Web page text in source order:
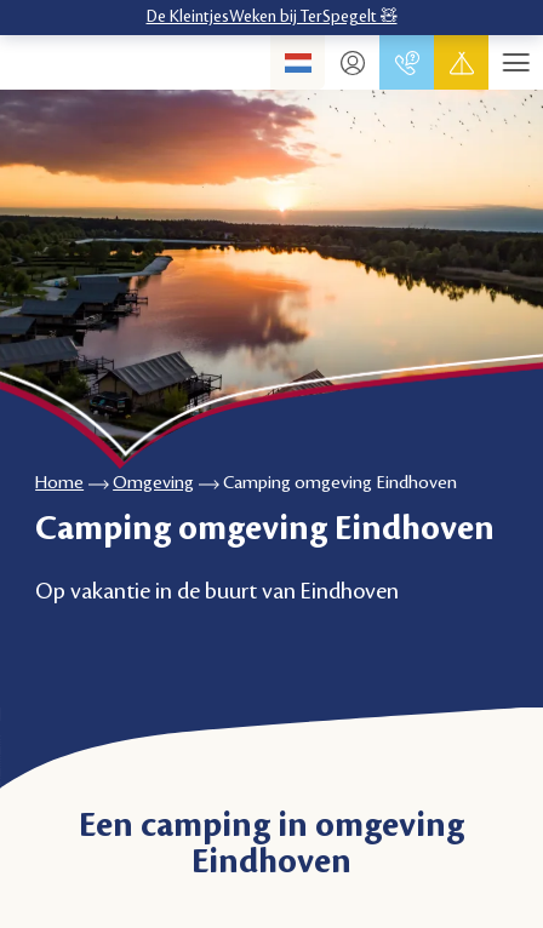
De KleintjesWeken bij TerSpegelt 🧸
Home Omgeving Camping omgeving Eindhoven
Camping omgeving Eindhoven
Op vakantie in de buurt van Eindhoven
Een camping in omgeving
Eindhoven